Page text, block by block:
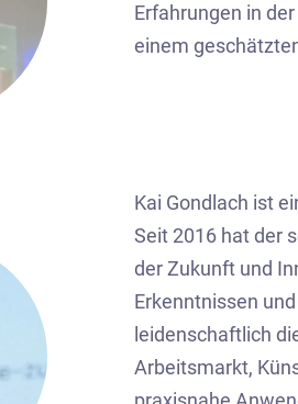
Erfahrungen in
einem
Kai Gondlach ist
Seit 2016 hat der
der Zukunft und
Erkenntnissen
leidenschaftlich
Arbeitsmarkt,